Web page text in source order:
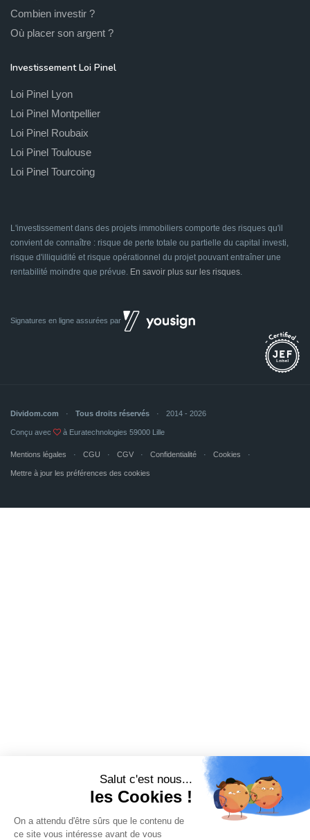
Combien investir ?
Où placer son argent ?
Investissement Loi Pinel
Loi Pinel Lyon
Loi Pinel Montpellier
Loi Pinel Roubaix
Loi Pinel Toulouse
Loi Pinel Tourcoing
L'investissement dans des projets immobiliers comporte des risques qu'il
convient de connaître : risque de perte totale ou partielle du capital investi,
risque d'illiquidité et risque opérationnel du projet pouvant entraîner une
rentabilité moindre que prévue. En savoir plus sur les risques.
Signatures en ligne assurées par
Dividom.com Tous droits réservés 2014 - 2026
Conçu avec à Euratechnologies 59000 Lille
Mentions légales CGU CGV Confidentialité Cookies
Mettre à jour les préférences des cookies